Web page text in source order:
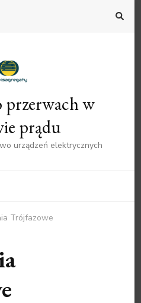
w
prądu
urządzeń elektrycznych
Trójfazowe